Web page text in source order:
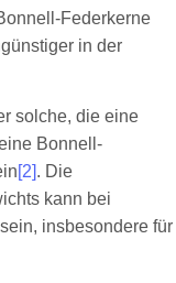
Federkerne
in der
solche, die eine
Bonnell-
[2]. Die
kann bei
insbesondere für